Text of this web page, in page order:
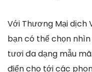
Với Thương Mại dịch
bạn có thể chọn
tươi đa dạng mẫu
điển cho tới các